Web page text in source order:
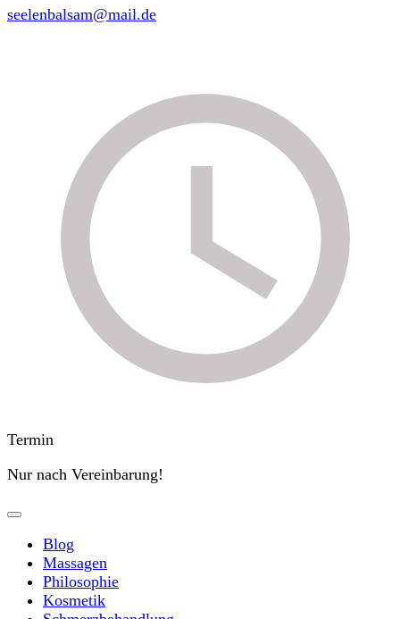
seelenbalsam@mail.de
Termin
Nur nach Vereinbarung!
Blog
Massagen
Philosophie
Kosmetik